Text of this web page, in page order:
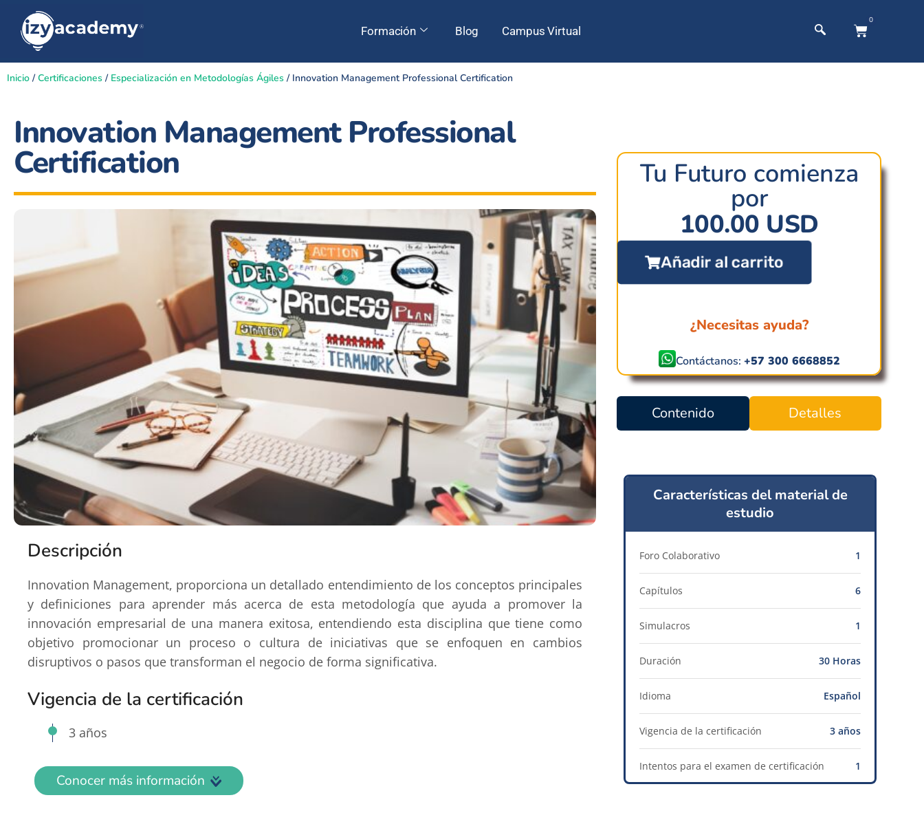
Formación Blog Campus Virtual
0
Inicio /Certificaciones / Especialización en Metodologías Ágiles / Innovation Management Professional Certification
Innovation Management Professional
Certification
Descripción
Innovation Management, proporciona un detallado entendimiento de los conceptos principales
y definiciones para aprender más acerca de esta metodología que ayuda a promover la
innovación empresarial de una manera exitosa, entendiendo esta disciplina que tiene como
objetivo promocionar un proceso o cultura de iniciativas que se enfoquen en cambios
disruptivos o pasos que transforman el negocio de forma significativa.
Vigencia de la certificación
3 años
Conocer más información
Tu Futuro comienza
por
100.00 USD
Añadir al carrito
¿Necesitas ayuda?
Contáctanos: +57 300 6668852
Contenido Detalles
Características del material de
estudio
Foro Colaborativo 1
Capítulos 6
Simulacros 1
Duración 30 Horas
Idioma Español
Vigencia de la certificación 3 años
Intentos para el examen de certificación 1